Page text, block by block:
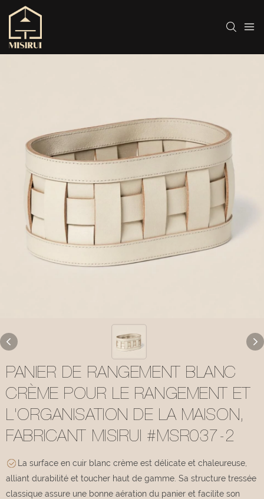
PANIER DE RANGEMENT BLANC
CRÈME POUR LE RANGEMENT ET
L'ORGANISATION DE LA MAISON,
FABRICANT MISIRUI #MSR037-2
La surface en cuir blanc crème est délicate et chaleureuse,
alliant durabilité et toucher haut de gamme. Sa structure tressée
classique assure une bonne aération du panier et facilite son